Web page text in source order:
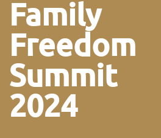
Family
Freedom
Summit
2024